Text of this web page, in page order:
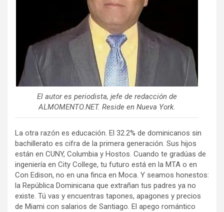
El autor es periodista, jefe de redacción de
ALMOMENTO.NET. Reside en Nueva York.
La otra razón es educación. El 32.2% de dominicanos sin
bachillerato es cifra de la primera generación. Sus hijos
están en CUNY, Columbia y Hostos. Cuando te gradúas de
ingeniería en City College, tu futuro está en la MTA o en
Con Edison, no en una finca en Moca. Y seamos honestos:
la República Dominicana que extrañan tus padres ya no
existe. Tú vas y encuentras tapones, apagones y precios
de Miami con salarios de Santiago. El apego romántico